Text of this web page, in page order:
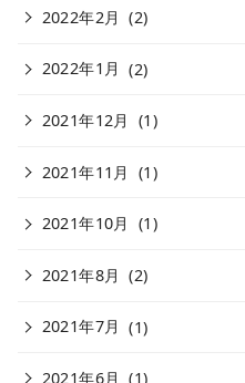
2022年2月 (2)
2022年1月 (2)
2021年12月 (1)
2021年11月 (1)
2021年10月 (1)
2021年8月 (2)
2021年7月 (1)
2021年6月 (1)